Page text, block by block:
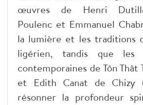
œuvres de Henri
Poulenc et Emmanuel
la lumière et les traditions
ligérien, tandis que les
contemporaines de Tôn Thât
et Edith Canat de Chizy
résonner la profondeur